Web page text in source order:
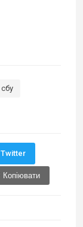
сбу
Twitter
Копіювати